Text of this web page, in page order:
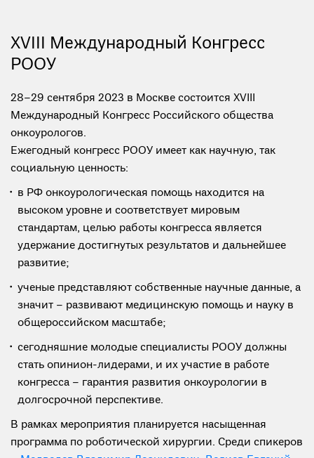
XVIII Международный Конгресс
РООУ
28–29 сентября 2023 в Москве состоится XVIII
Международный Конгресс Российского общества
онкоурологов.
Ежегодный конгресс РООУ имеет как научную, так
социальную ценность:
в РФ онкоурологическая помощь находится на
высоком уровне и соответствует мировым
стандартам, целью работы конгресса является
удержание достигнутых результатов и дальнейшее
развитие;
ученые представляют собственные научные данные, а
значит – развивают медицинскую помощь и науку в
общероссийском масштабе;
сегодняшние молодые специалисты РООУ должны
стать опинион-лидерами, и их участие в работе
конгресса – гарантия развития онкоурологии в
долгосрочной перспективе.
В рамках мероприятия планируется насыщенная
программа по роботической хирургии. Среди спикеров